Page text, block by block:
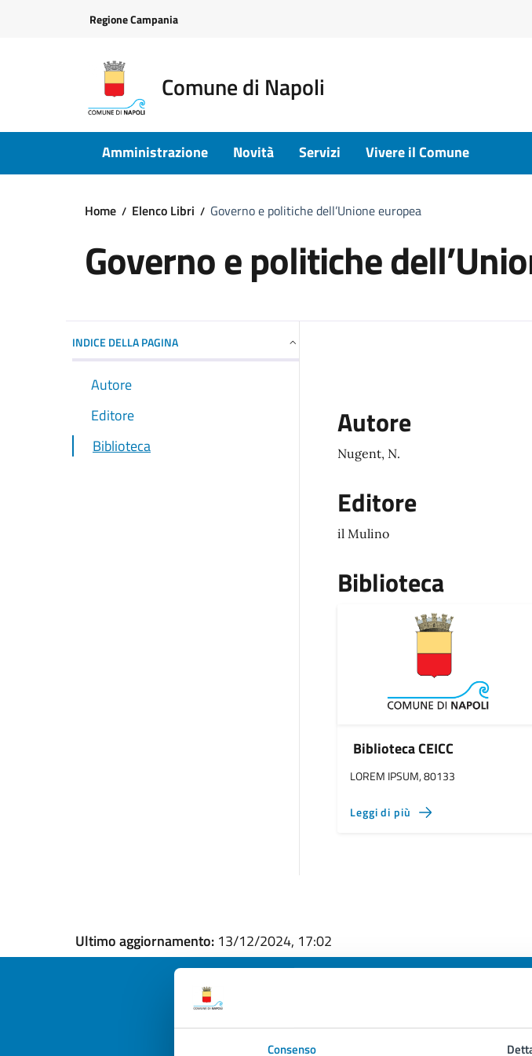
Consenso
Regione Campania
Comune di Napoli
Amministrazione Novità Servizi Vivere il Comune
Home Elenco Libri Governo e politiche dell’Unione europea
Governo e politiche
INDICE DELLA PAGINA
Autore
Editore
Biblioteca
Autore
Nugent, N.
Editore
il Mulino
Biblioteca
Biblioteca CEICC
LOREM IPSUM, 80133
Leggi di più
Ultimo aggiornamento: 13/12/2024, 17:02